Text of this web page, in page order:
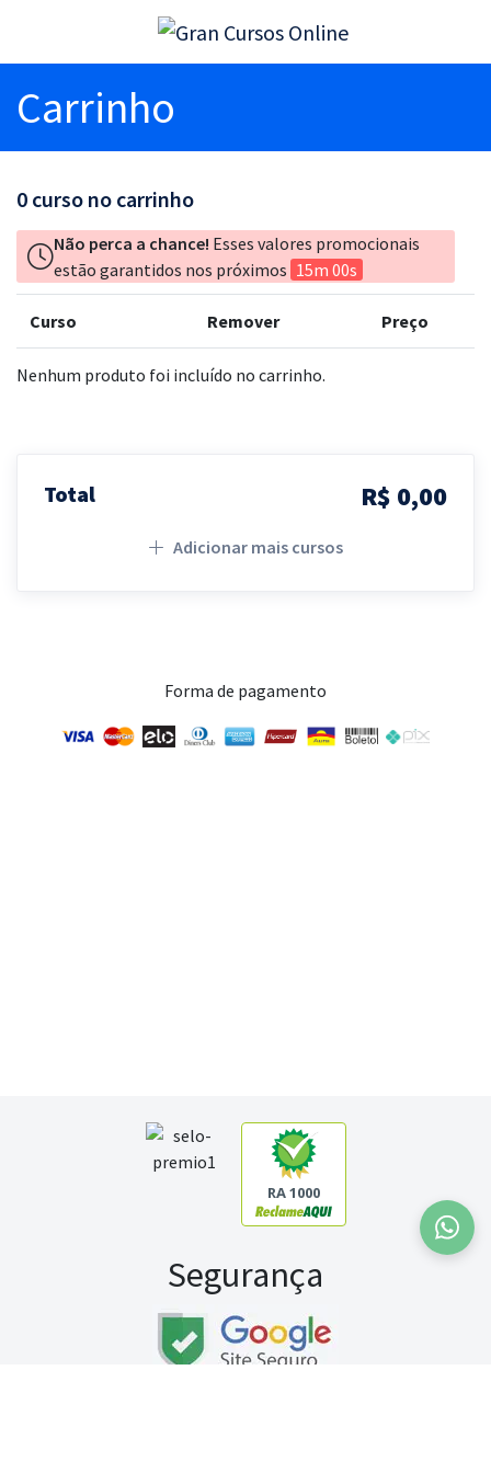
Carrinho
0 curso no carrinho
Não perca a chance! Esses valores promocionais
estão garantidos nos próximos 15m 00s
Curso Remover Preço
Nenhum produto foi incluído no carrinho.
Total R$ 0,00
Adicionar mais cursos
Forma de pagamento
RA 1000
Segurança